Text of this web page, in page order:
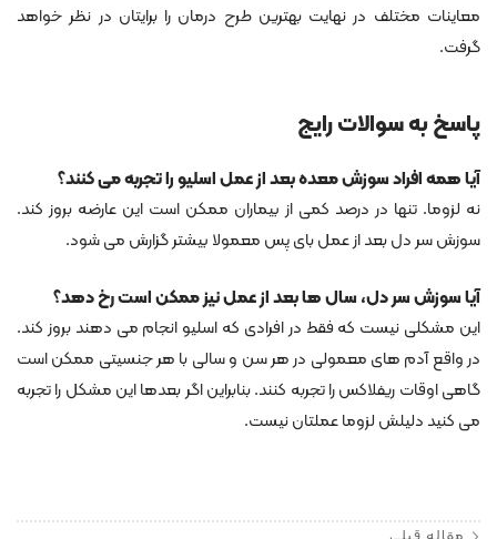
معاینات مختلف در نهایت بهترین طرح درمان را برایتان در نظر خواهد
گرفت.
پاسخ به سوالات رایج
آیا همه افراد سوزش معده بعد از عمل اسلیو را تجربه می کنند؟
نه لزوما. تنها در درصد کمی از بیماران ممکن است این عارضه بروز کند.
سوزش سر دل بعد از عمل بای پس معمولا بیشتر گزارش می شود.
آیا سوزش سر دل، سال ها بعد از عمل نیز ممکن است رخ دهد؟
این مشکلی نیست که فقط در افرادی که اسلیو انجام می دهند بروز کند.
در واقع آدم های معمولی در هر سن و سالی با هر جنسیتی ممکن است
گاهی اوقات ریفلاکس را تجربه کنند. بنابراین اگر بعدها این مشکل را تجربه
می کنید دلیلش لزوما عملتان نیست.